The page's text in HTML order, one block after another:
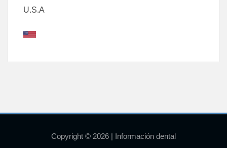
U.S.A
Copyright © 2026 | Información dental